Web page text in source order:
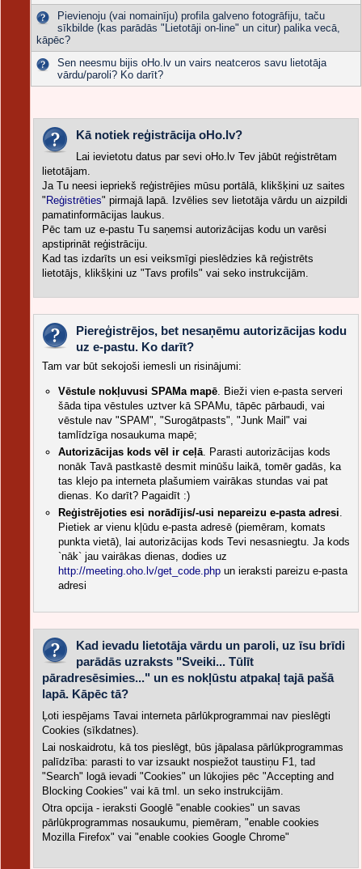
Pievienoju (vai nomainīju) profila galveno fotogrāfiju, taču
sīkbilde (kas parādās "Lietotāji on-line" un citur) palika vecā,
kāpēc?
Sen neesmu bijis oHo.lv un vairs neatceros savu lietotāja
vārdu/paroli? Ko darīt?
Kā notiek reģistrācija oHo.lv?
Lai ievietotu datus par sevi oHo.lv Tev jābūt reģistrētam
lietotājam.
Ja Tu neesi iepriekš reģistrējies mūsu portālā, klikšķini uz saites
"Reģistrēties" pirmajā lapā. Izvēlies sev lietotāja vārdu un aizpildi
pamatinformācijas laukus.
Pēc tam uz e-pastu Tu saņemsi autorizācijas kodu un varēsi
apstiprināt reģistrāciju.
Kad tas izdarīts un esi veiksmīgi pieslēdzies kā reģistrēts
lietotājs, klikšķini uz "Tavs profils" vai seko instrukcijām.
Piereģistrējos, bet nesaņēmu autorizācijas kodu
uz e-pastu. Ko darīt?
Tam var būt sekojoši iemesli un risinājumi:
Vēstule nokļuvusi SPAMa mapē . Bieži vien e-pasta serveri
šāda tipa vēstules uztver kā SPAMu, tāpēc pārbaudi, vai
vēstule nav "SPAM", "Surogātpasts", "Junk Mail" vai
tamlīdzīga nosaukuma mapē;
Autorizācijas kods vēl ir ceļā . Parasti autorizācijas kods
nonāk Tavā pastkastē desmit minūšu laikā, tomēr gadās, ka
tas klejo pa interneta plašumiem vairākas stundas vai pat
dienas. Ko darīt? Pagaidīt :)
Reģistrējoties esi norādījis/-usi nepareizu e-pasta adresi
Pietiek ar vienu kļūdu e-pasta adresē (piemēram, komats
punkta vietā), lai autorizācijas kods Tevi nesasniegtu. Ja kods
`nāk` jau vairākas dienas, dodies uz
http://meeting.oho.lv/get_code.php un ieraksti pareizu e-pasta
adresi
Kad ievadu lietotāja vārdu un paroli, uz īsu brīdi
parādās uzraksts "Sveiki... Tūlīt
pāradresēsimies..." un es nokļūstu atpakaļ tajā pašā
lapā. Kāpēc tā?
Ļoti iespējams Tavai interneta pārlūkprogrammai nav pieslēgti
Cookies (sīkdatnes).
Lai noskaidrotu, kā tos pieslēgt, būs jāpalasa pārlūkprogrammas
palīdzība: parasti to var izsaukt nospiežot taustiņu F1, tad
"Search" logā ievadi "Cookies" un lūkojies pēc "Accepting and
Blocking Cookies" vai kā tml. un seko instrukcijām.
Otra opcija - ieraksti Googlē "enable cookies" un savas
pārlūkprogrammas nosaukumu, piemēram, "enable cookies
Mozilla Firefox" vai "enable cookies Google Chrome"